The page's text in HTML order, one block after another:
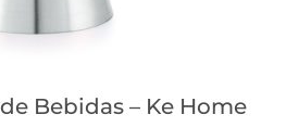
Bebidas – Ke Home